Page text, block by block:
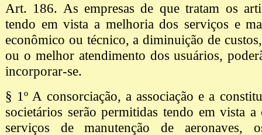
Art. 186. As empresas de que tratam os
tendo em vista a melhoria dos serviços e
econômico ou técnico, a diminuição de
ou o melhor atendimento dos usuários,
incorporar-se.
§ 1º A consorciação, a associação e a
societários serão permitidas tendo em vista a
serviços de manutenção de aeronaves,